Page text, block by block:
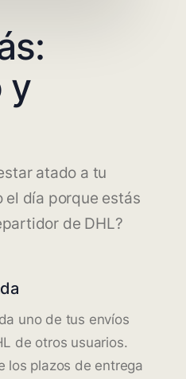
y
atado a tu
día porque estás
de DHL?
uno de tus envíos
de otros usuarios.
los plazos de entrega